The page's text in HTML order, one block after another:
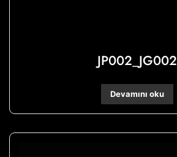
JP002_JG002
Devamını oku